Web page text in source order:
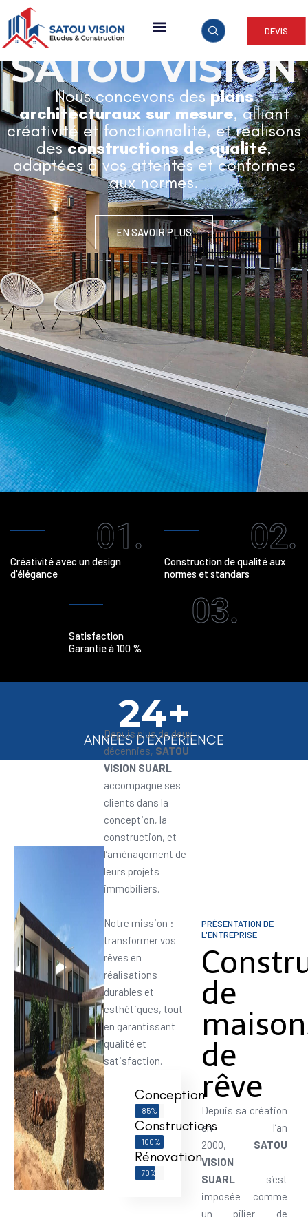
DEVIS
ARCHITECTURE & CONSTRUCTION
SATOU VISION
Nous concevons desplans
architecturaux sur mesure, alliant
créativité et fonctionnalité, et réalisons
desconstructions de qualité,
adaptées à vos attentes et conformes
aux normes.
EN SAVOIR PLUS
01.
Créativité avec un design
d'élégance
02.
Construction de qualité aux
normes et standars
03.
Satisfaction
Garantie à 100 %
24+
ANNEES D'EXPERIENCE
Depuis plus de deux
décennies, SATOU
VISION SUARL
accompagne ses
clients dans la
conception, la
construction, et
l’aménagement de
leurs projets
immobiliers.
Notre mission :
transformer vos
rêves en
réalisations
durables et
esthétiques, tout
en garantissant
qualité et
satisfaction.
Conception
85%
Constructions
100%
Rénovation
70%
PRÉSENTATION DE
L'ENTREPRISE
de
de
rêve
Depuis sa création
en l’an
2000, SATOU
VISION
SUARLs’est
imposée comme
un pilier de